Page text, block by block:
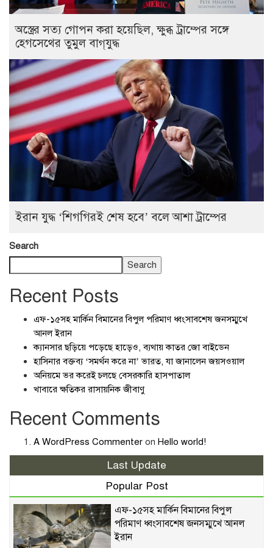
অস্ত্রের সত্য গোপন করা হয়েছিল, ক্ষুব্ধ ট্রাম্পের সঙ্গে
হেগসেথের তুমুল বাগ্‌যুদ্ধ
ইরান যুদ্ধ ‘শিগগিরই শেষ হবে’ বলে আশা ট্রাম্পের
Search
Search
Recent Posts
এফ-১৫সহ মার্কিন বিমানের বিপুল পরিমাণ ধ্বংসাবশেষ জনসম্মুখে
আনল ইরান
ক্যানসার ছড়িয়ে পড়েছে হাড়েও, ব্যথায় কাতর জো বাইডেন
হাসিনার বক্তব্য ‘সমর্থন করে না’ ভারত, যা জানালেন জয়সওয়াল
অনিয়মে ভর করেই চলছে বেসরকারি হাসপাতাল
খাবারে ক্ষতিকর রাসায়নিক জীবাণু
Recent Comments
A WordPress Commenter on Hello world!
Last Update
Popular Post
এফ-১৫সহ মার্কিন বিমানের বিপুল
পরিমাণ ধ্বংসাবশেষ জনসম্মুখে আনল
ইরান